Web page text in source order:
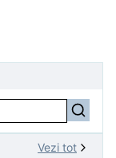
Vezi tot